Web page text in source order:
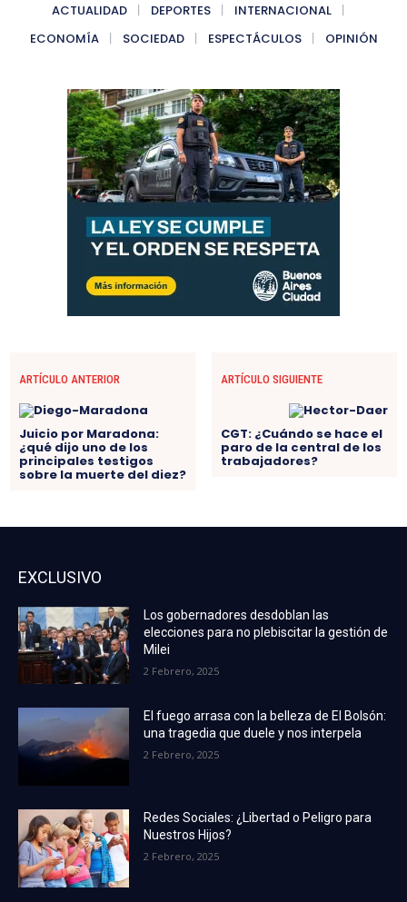
ACTUALIDAD DEPORTES
INTERNACIONAL
ECONOMÍA
SOCIEDAD ESPECTÁCULOS OPINIÓN
ARTÍCULO ANTERIOR
Juicio por Maradona:
¿qué dijo uno de los
principales testigos
sobre la muerte del diez?
ARTÍCULO SIGUIENTE
CGT: ¿Cuándo se hace el
paro de la central de los
trabajadores?
EXCLUSIVO
Los gobernadores desdoblan las
elecciones para no plebiscitar la gestión de
Milei
2 Febrero, 2025
El fuego arrasa con la belleza de El Bolsón:
una tragedia que duele y nos interpela
2 Febrero, 2025
Redes Sociales: ¿Libertad o Peligro para
Nuestros Hijos?
2 Febrero, 2025